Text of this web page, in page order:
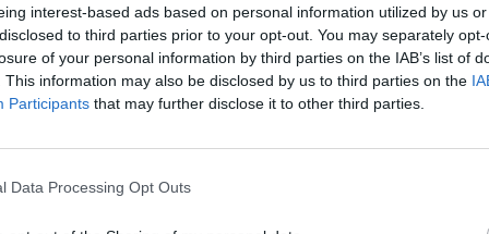
interest-based ads based on personal information utilized by us
to third parties prior to your opt-out. You may separately
of your personal information by third parties on the IAB’s list of
This information may also be disclosed by us to third parties on the
Participants that may further disclose it to other third parties.
Data Processing Opt Outs
Bino
comeback – tar